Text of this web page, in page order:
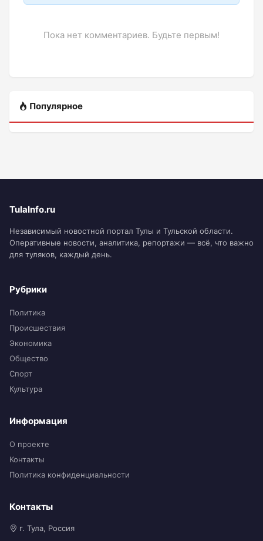
Пока нет комментариев. Будьте первым!
Популярное
TulaInfo.ru
Независимый новостной портал Тулы и Тульской области.
Оперативные новости, аналитика, репортажи — всё, что важно
для туляков, каждый день.
Рубрики
Политика
Происшествия
Экономика
Общество
Спорт
Культура
Информация
О проекте
Контакты
Политика конфиденциальности
Контакты
г. Тула, Россия